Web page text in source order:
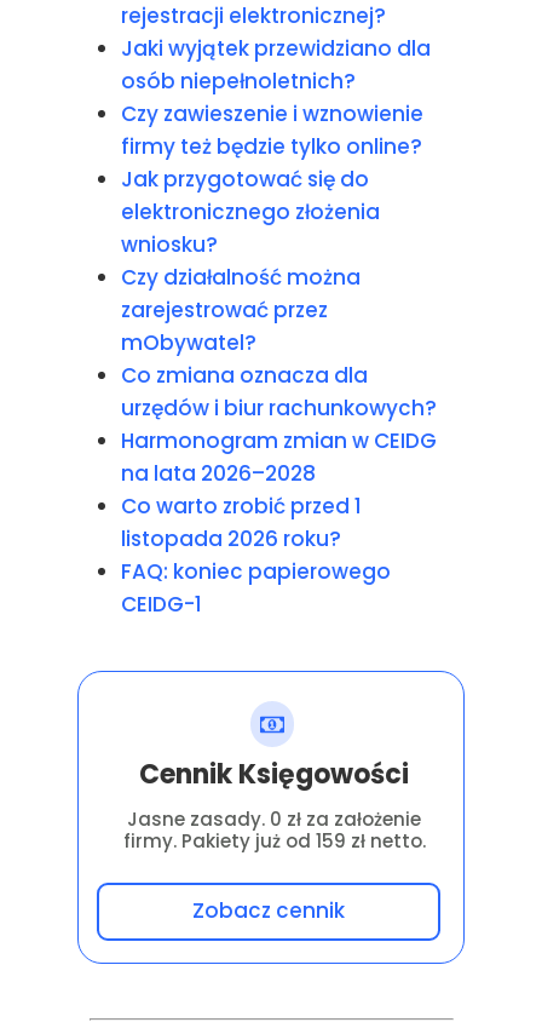
Zobacz cennik
Cennik Księgowości
Jasne zasady. 0 zł za założenie
firmy. Pakiety już od 159 zł netto.
rejestracji elektronicznej?
Jaki wyjątek przewidziano dla
osób niepełnoletnich?
Czy zawieszenie i wznowienie
firmy też będzie tylko online?
Jak przygotować się do
elektronicznego złożenia
wniosku?
Czy działalność można
zarejestrować przez
mObywatel?
Co zmiana oznacza dla
urzędów i biur rachunkowych?
Harmonogram zmian w CEIDG
na lata 2026–2028
Co warto zrobić przed 1
listopada 2026 roku?
FAQ: koniec papierowego
CEIDG-1